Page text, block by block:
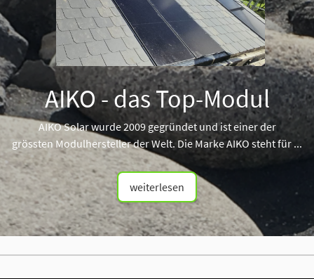
AIKO - das Top-Modul
AIKO Solar wurde 2009 gegründet und ist einer der
grössten Modulhersteller der Welt. Die Marke AIKO steht für ...
weiterlesen